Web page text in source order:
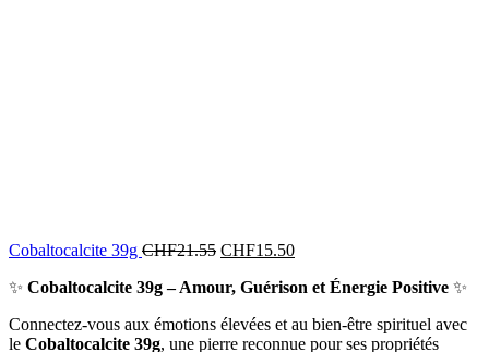
Cobaltocalcite 39g CHF21.55 CHF15.50
✨ Cobaltocalcite 39g – Amour, Guérison et Énergie Positive ✨
Connectez-vous aux émotions élevées et au bien-être spirituel avec
le Cobaltocalcite 39g, une pierre reconnue pour ses propriétés